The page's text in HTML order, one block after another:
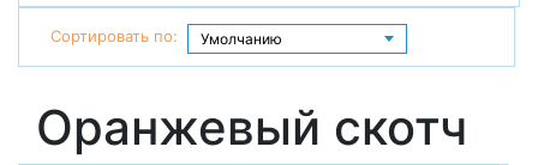
Сортировать по:
Оранжевый скотч